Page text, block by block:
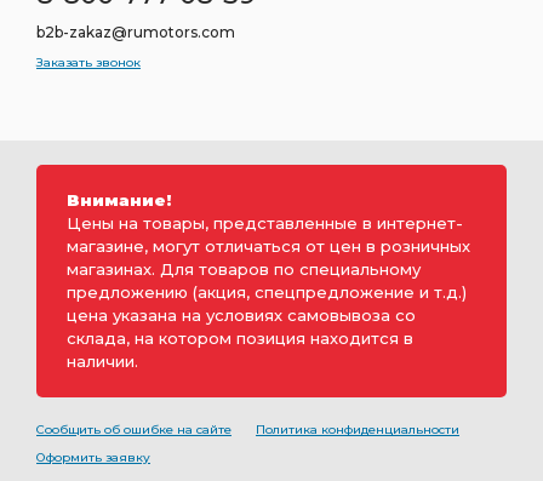
b2b-zakaz@rumotors.com
Заказать звонок
Внимание!
Цены на товары, представленные в интернет-
магазине, могут отличаться от цен в розничных
магазинах. Для товаров по специальному
предложению (акция, спецпредложение и т.д.)
цена указана на условиях самовывоза со
склада, на котором позиция находится в
наличии.
Сообщить об ошибке на сайте
Политика конфиденциальности
Оформить заявку